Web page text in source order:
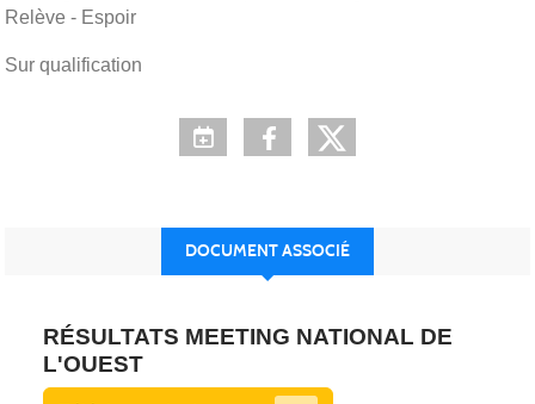
Relève - Espoir
Sur qualification
DOCUMENT ASSOCIÉ
RÉSULTATS MEETING NATIONAL DE
L'OUEST